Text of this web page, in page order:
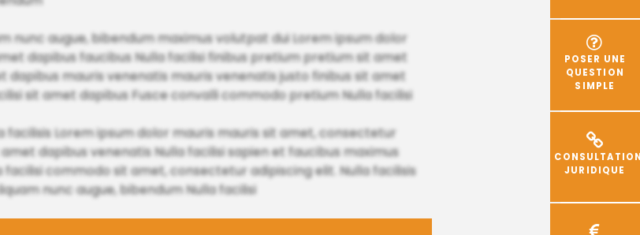
POSER UNE
QUESTION
SIMPLE
JURIDIQUE
nunc augue, bibendum maximus volutpat dui Lorem ipsum dolor
dapibus faucibus Nulla facilisi finibus pretium pretium sit amet
mauris venenatis mauris venenatis justo finibus sit amet
sit amet dapibus Fusce convalli commodo pretium Nulla facilisi
Lorem ipsum dolor mauris mauris sit amet, consectetur
dapibus venenatis Nulla facilisi sapien et faucibus maximus
commodo sit amet, consectetur adipiscing elit. Nulla facilisis
nunc augue, bibendum Nulla facilisi